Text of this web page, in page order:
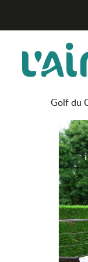
principal
Golf du